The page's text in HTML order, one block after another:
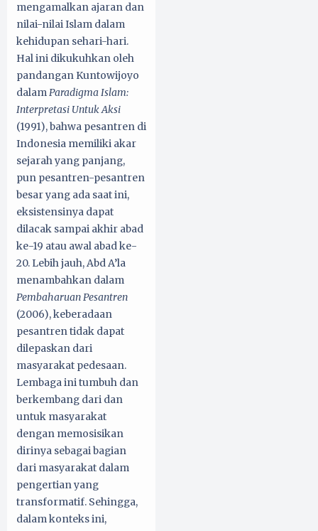
mengamalkan ajaran dan
nilai-nilai Islam dalam
kehidupan sehari-hari.
Hal ini dikukuhkan oleh
pandangan Kuntowijoyo
dalamParadigma Islam:
Interpretasi Untuk Aksi
(1991), bahwa pesantren di
Indonesia memiliki akar
sejarah yang panjang,
pun pesantren-pesantren
besar yang ada saat ini,
eksistensinya dapat
dilacak sampai akhir abad
ke-19 atau awal abad ke-
20. Lebih jauh, Abd A’la
menambahkan dalam
Pembaharuan Pesantren
(2006), keberadaan
pesantren tidak dapat
dilepaskan dari
masyarakat pedesaan.
Lembaga ini tumbuh dan
berkembang dari dan
untuk masyarakat
dengan memosisikan
dirinya sebagai bagian
dari masyarakat dalam
pengertian yang
transformatif. Sehingga,
dalam konteks ini,